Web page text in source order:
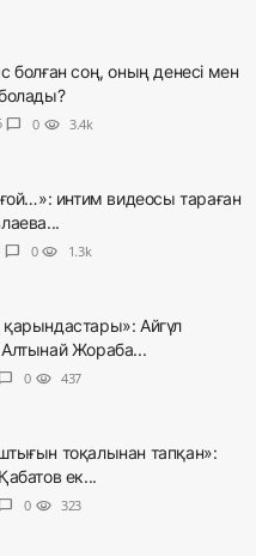
болған соң, оның денесі мен
chat_bubble 0 visibility 3.4k
интим видеосы тараған
chat_bubble 0 visibility 1.3k
Айгүл
Жораба...
chat_bubble 0 visibility 437
тоқалынан тапқан»:
ек...
chat_bubble 0 visibility 323